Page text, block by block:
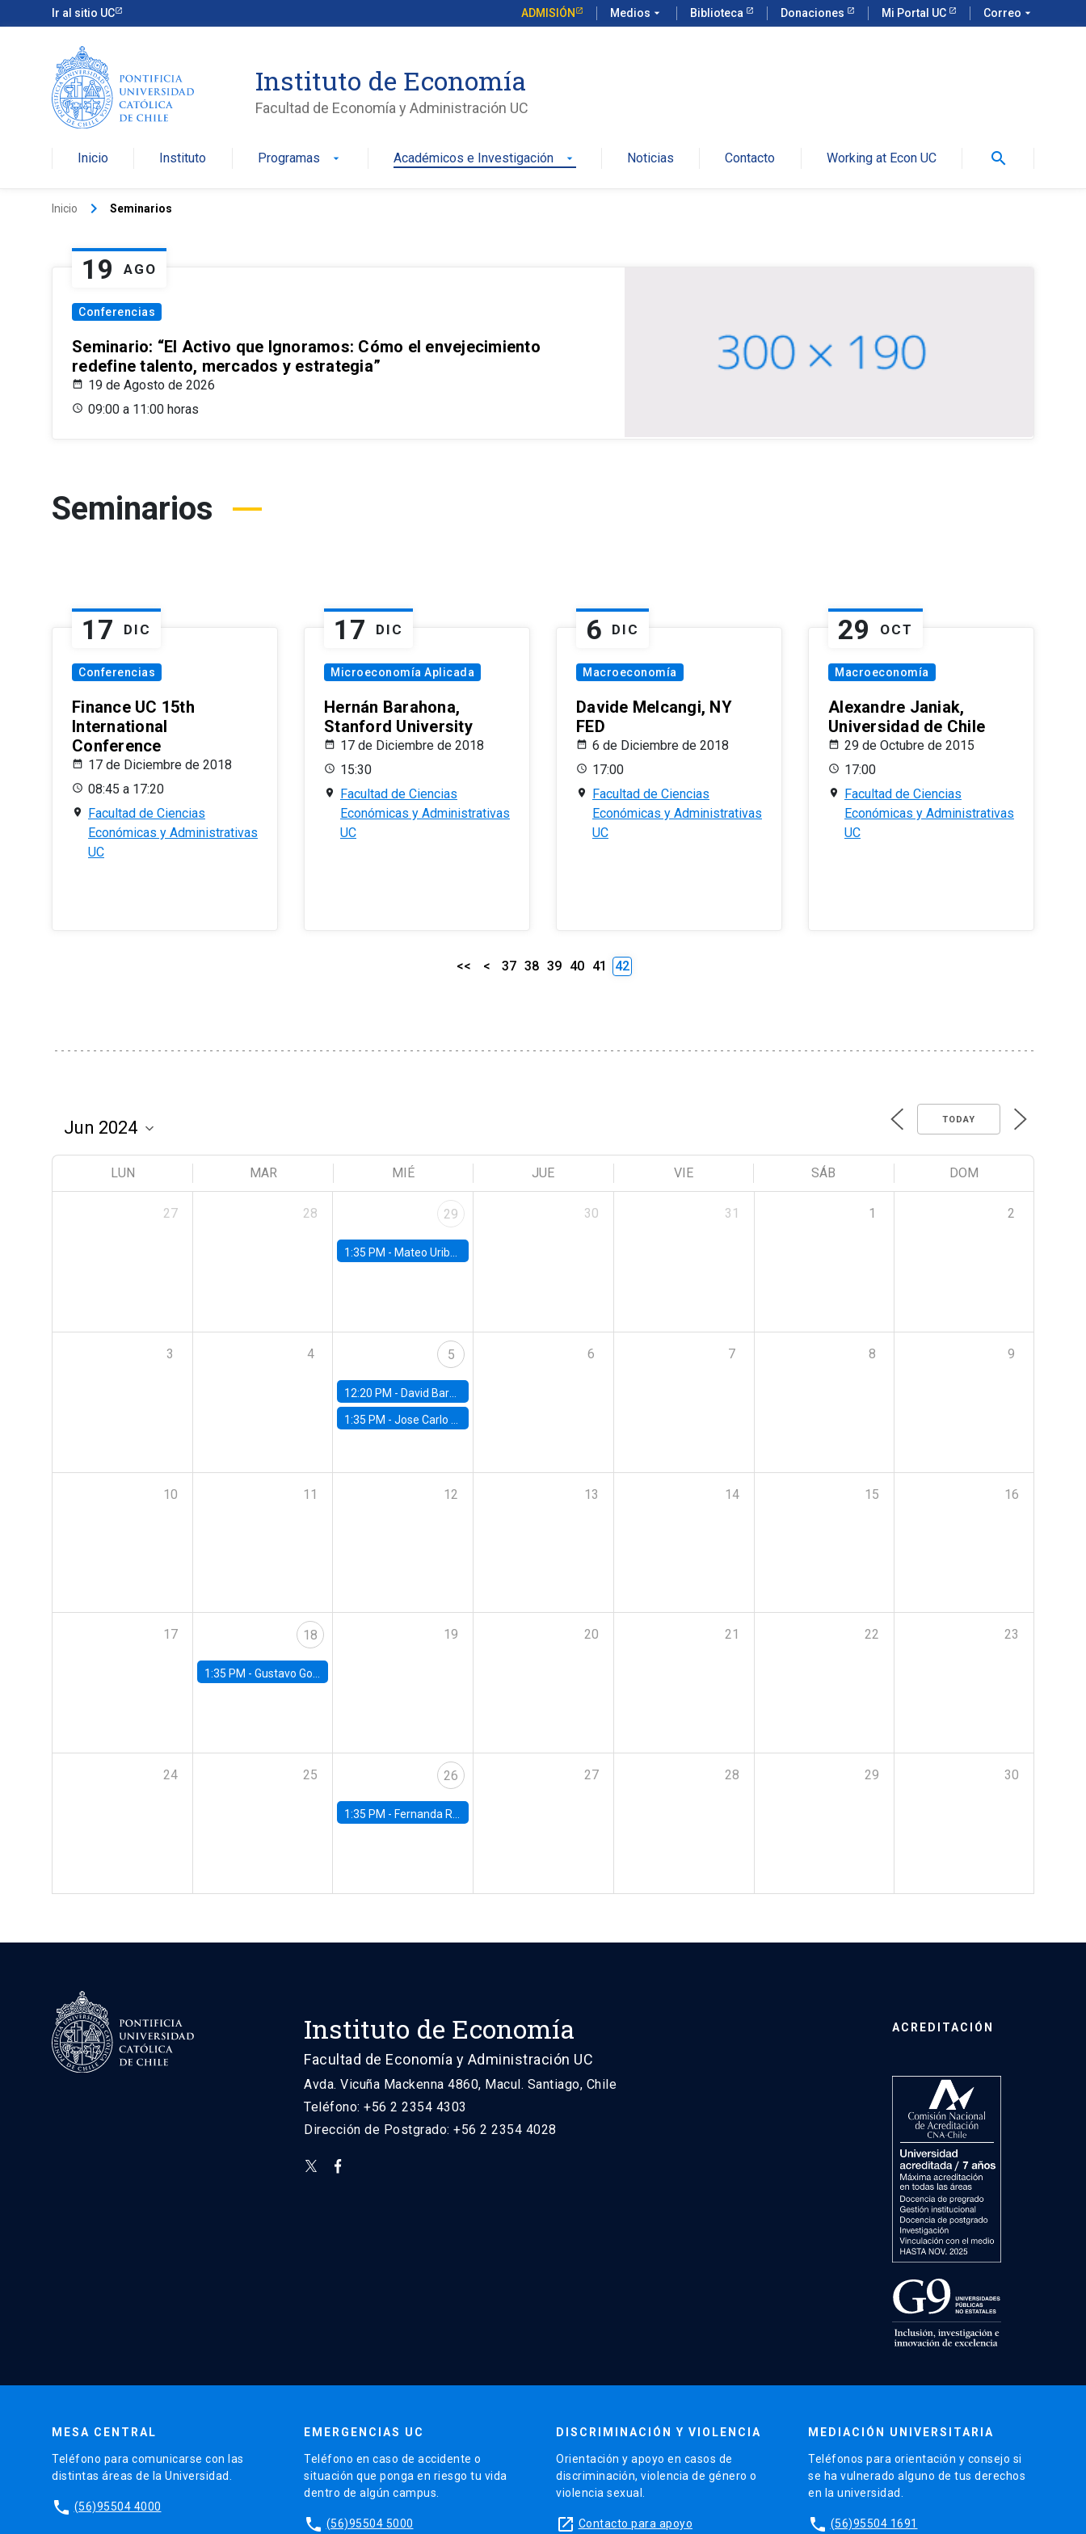
Ir al sitio UC ADMISIÓN Medios arrow_drop_down Biblioteca Donaciones Mi Portal UC Correo arrow_drop_down
Instituto de Economía
Facultad de Economía y Administración UC
Inicio Instituto Programas arrow_drop_down Académicos e Investigación arrow_drop_down Noticias Contacto Working at Econ UC search
Inicio keyboard_arrow_right Seminarios
19 AGO
Conferencias
Seminario: “El Activo que Ignoramos: Cómo el envejecimiento
redefine talento, mercados y estrategia”
19 de Agosto de 2026
09:00 a 11:00 horas
Seminarios
17 DIC
Conferencias
Finance UC 15th
International
Conference
17 de Diciembre de 2018
08:45 a 17:20
Facultad de Ciencias
Económicas y Administrativas
UC
17 DIC
Microeconomía Aplicada
Hernán Barahona,
Stanford University
17 de Diciembre de 2018
15:30
Facultad de Ciencias
Económicas y Administrativas
UC
6 DIC
Macroeconomía
Davide Melcangi, NY
FED
6 de Diciembre de 2018
17:00
Facultad de Ciencias
Económicas y Administrativas
UC
29 OCT
Macroeconomía
Alexandre Janiak,
Universidad de Chile
29 de Octubre de 2015
17:00
Facultad de Ciencias
Económicas y Administrativas
UC
<< < 37 38 39 40 41 42
TODAY
LUN MAR MIÉ JUE VIE SÁB DOM
27 28 29
1:35 PM - Mateo Uribe-Castro, Universidad de los Andes (Colombia)
30 31 1 2
3 4 5
12:20 PM - David Bardey, Universidad de los Andes - CEDE
1:35 PM -Jose Carlo Bermudez, UC (ME) & World Bank
6 7 8 9
10 11 12 13 14 15 16
17 18
1:35 PM - Gustavo González, Banco Central de Chile
19 20 21 22 23
24 25 26
1:35 PM - Fernanda Rojas Ampuero, University of Wisconsin-Madison
27 28 29 30
Instituto de Economía
Facultad de Economía y Administración UC
Avda. Vicuña Mackenna 4860, Macul. Santiago, Chile
Teléfono: +56 2 2354 4303
Dirección de Postgrado: +56 2 2354 4028
ACREDITACIÓN
MESA CENTRAL
Teléfono para comunicarse con las
distintas áreas de la Universidad.
phone (56)95504 4000
EMERGENCIAS UC
Teléfono en caso de accidente o
situación que ponga en riesgo tu vida
dentro de algún campus.
phone (56)95504 5000
DISCRIMINACIÓN Y VIOLENCIA
Orientación y apoyo en casos de
discriminación, violencia de género o
violencia sexual.
launch Contacto para apoyo
MEDIACIÓN UNIVERSITARIA
Teléfonos para orientación y consejo si
se ha vulnerado alguno de tus derechos
en la universidad.
phone (56)95504 1691